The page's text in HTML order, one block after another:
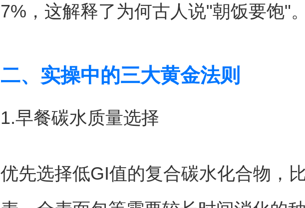
7%，这解释了为何古人说"朝饭要饱"。
二、实操中的三大黄金法则
1.早餐碳水质量选择
优先选择低GI值的复合碳水化合物，